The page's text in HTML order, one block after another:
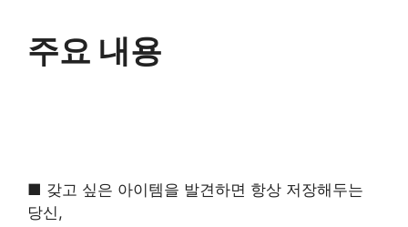
주요 내용
■ 갖고 싶은 아이템을 발견하면 항상 저장해두는
당신,